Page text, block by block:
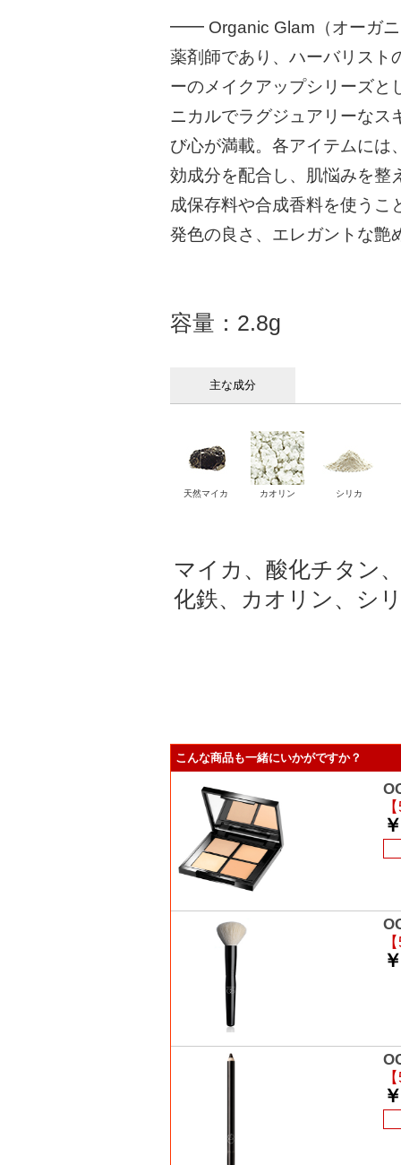
━━ Organic Glam（オーガ
薬剤師であり、ハーバリスト
ーのメイクアップシリーズと
ニカルでラグジュアリーなス
び心が満載。各アイテムには
効成分を配合し、肌悩みを整
成保存料や合成香料を使うこ
発色の良さ、エレガントな艶
容量：2.8g
主な成分
天然マイカ カオリン シリカ
マイカ、酸化チタン
化鉄、カオリン、シ
こんな商品も一緒にいかがですか？